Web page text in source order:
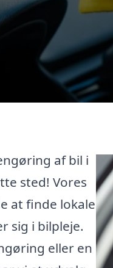
af bil i
sted! Vores
at finde lokale
sig i bilpleje.
eller en